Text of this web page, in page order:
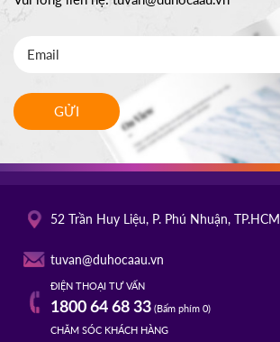
GỬI
52 Trần Huy Liệu, P. Phú Nhuận, TP.HCM
tuvan@duhocaau.vn
ĐIỆN THOẠI TƯ VẤN
1800 64 68 33(Bấm phím 0)
CHĂM SÓC KHÁCH HÀNG